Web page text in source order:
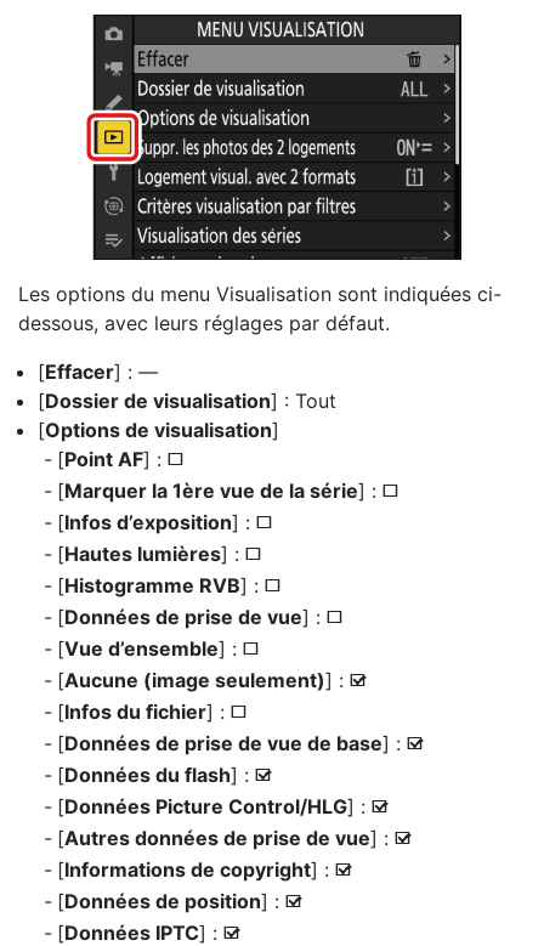
Les options du menu Visualisation sont indiquées ci-
dessous, avec leurs réglages par défaut.
[Effacer] : —
[Dossier de visualisation] : Tout
[Options de visualisation]
[Point AF] : U
[Marquer la 1ère vue de la série] : U
[Infos d’exposition] : U
[Hautes lumières] : U
[Histogramme RVB] : U
[Données de prise de vue] : U
[Vue d’ensemble] : U
[Aucune (image seulement)] : M
[Infos du fichier] : U
[Données de prise de vue de base] : M
[Données du flash] : M
[Données Picture Control/HLG] : M
[Autres données de prise de vue] : M
[Informations de copyright] : M
[Données de position] : M
[Données IPTC] : M